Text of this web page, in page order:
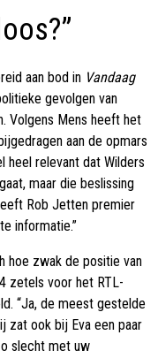
aan bod in Vandaag
gevolgen van
Volgens Mens heeft het
aan de opmars
heel relevant dat Wilders
maar die beslissing
Rob Jetten premier
informatie.”
hoe zwak de positie van
zetels voor het RTL-
“Ja, de meest gestelde
zat ook bij Eva een paar
slecht met uw